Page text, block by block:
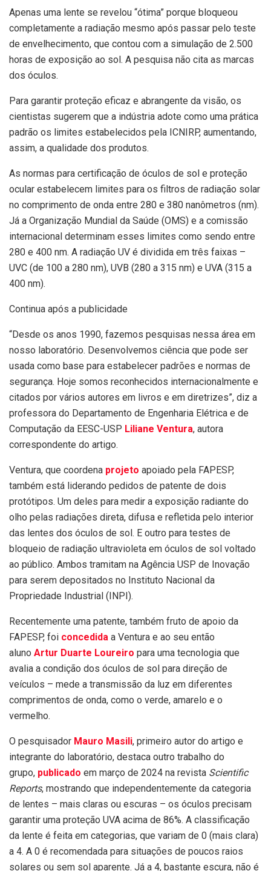
Apenas uma lente se revelou “ótima” porque bloqueou
completamente a radiação mesmo após passar pelo teste
de envelhecimento, que contou com a simulação de 2.500
horas de exposição ao sol. A pesquisa não cita as marcas
dos óculos.
Para garantir proteção eficaz e abrangente da visão, os
cientistas sugerem que a indústria adote como uma prática
padrão os limites estabelecidos pela ICNIRP, aumentando,
assim, a qualidade dos produtos.
As normas para certificação de óculos de sol e proteção
ocular estabelecem limites para os filtros de radiação solar
no comprimento de onda entre 280 e 380 nanômetros (nm).
Já a Organização Mundial da Saúde (OMS) e a comissão
internacional determinam esses limites como sendo entre
280 e 400 nm. A radiação UV é dividida em três faixas –
UVC (de 100 a 280 nm), UVB (280 a 315 nm) e UVA (315 a
400 nm).
Continua após a publicidade
“Desde os anos 1990, fazemos pesquisas nessa área em
nosso laboratório. Desenvolvemos ciência que pode ser
usada como base para estabelecer padrões e normas de
segurança. Hoje somos reconhecidos internacionalmente e
citados por vários autores em livros e em diretrizes”, diz a
professora do Departamento de Engenharia Elétrica e de
Computação da EESC-USP Liliane Ventura, autora
correspondente do artigo.
Ventura, que coordena projeto apoiado pela FAPESP,
também está liderando pedidos de patente de dois
protótipos. Um deles para medir a exposição radiante do
olho pelas radiações direta, difusa e refletida pelo interior
das lentes dos óculos de sol. E outro para testes de
bloqueio de radiação ultravioleta em óculos de sol voltado
ao público. Ambos tramitam na Agência USP de Inovação
para serem depositados no Instituto Nacional da
Propriedade Industrial (INPI).
Recentemente uma patente, também fruto de apoio da
FAPESP, foi concedida a Ventura e ao seu então
aluno Artur Duarte Loureiro para uma tecnologia que
avalia a condição dos óculos de sol para direção de
veículos – mede a transmissão da luz em diferentes
comprimentos de onda, como o verde, amarelo e o
vermelho.
O pesquisador Mauro Masili, primeiro autor do artigo e
integrante do laboratório, destaca outro trabalho do
grupo, publicado em março de 2024 na revista Scientific
Reports, mostrando que independentemente da categoria
de lentes – mais claras ou escuras – os óculos precisam
garantir uma proteção UVA acima de 86%. A classificação
da lente é feita em categorias, que variam de 0 (mais clara)
a 4. A 0 é recomendada para situações de poucos raios
solares ou sem sol aparente. Já a 4, bastante escura, não é